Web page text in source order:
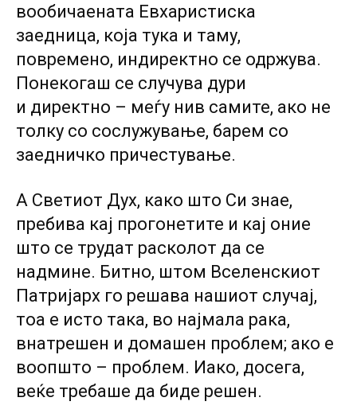
вообичаената Евхаристиска
заедница, која тука и таму,
повремено, индиректно се одржува.
Понекогаш се случува дури
и директно – меѓу нив самите, ако не
толку со сослужување, барем со
заедничко причестување.
А Светиот Дух, како што Си знае,
пребива кај прогонетите и кај оние
што се трудат расколот да се
надмине. Битно, штом Вселенскиот
Патријарх го решава нашиот случај,
тоа е исто така, во најмала рака,
внатрешен и домашен проблем; ако е
воопшто – проблем. Иако, досега,
веќе требаше да биде решен.